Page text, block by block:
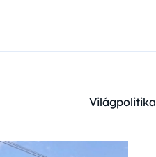
Kategóriák:
Világpolitika